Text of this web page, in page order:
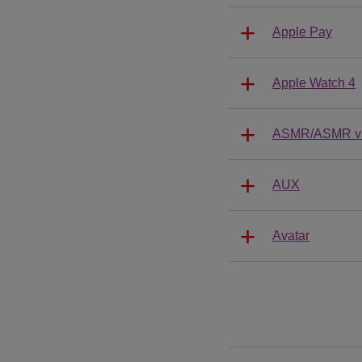
Apple Pay
Apple Watch 4
ASMR/ASMR
AUX
Avatar